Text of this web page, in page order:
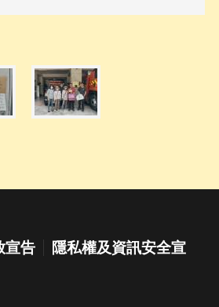
宣告
隱私權及資訊安全宣